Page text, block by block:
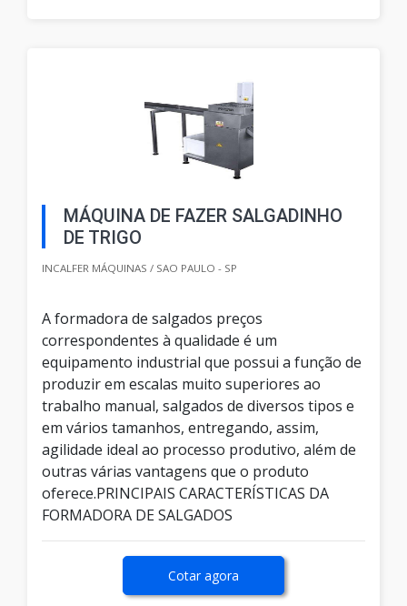
MÁQUINA DE FAZER SALGADINHO
DE TRIGO
INCALFER MÁQUINAS / SAO PAULO - SP
A formadora de salgados preços
correspondentes à qualidade é um
equipamento industrial que possui a função de
produzir em escalas muito superiores ao
trabalho manual, salgados de diversos tipos e
em vários tamanhos, entregando, assim,
agilidade ideal ao processo produtivo, além de
outras várias vantagens que o produto
oferece.PRINCIPAIS CARACTERÍSTICAS DA
FORMADORA DE SALGADOS
Cotar agora